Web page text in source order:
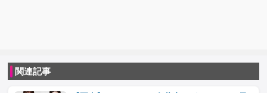
関連記事